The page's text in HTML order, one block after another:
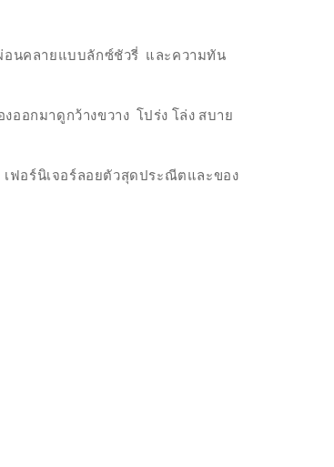
อนคลายแบบลักซ์ชัวรี่ และความทัน
อกมาดูกว้างขวาง โปร่ง โล่ง สบาย
ฟอร์นิเจอร์ลอยตัวสุดประณีตและของ